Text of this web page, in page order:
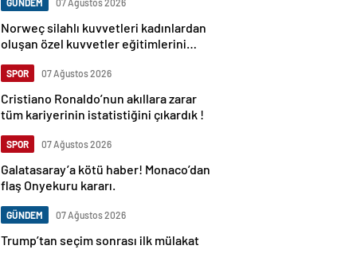
GÜNDEM 07 Ağustos 2026
Norweç silahlı kuvvetleri kadınlardan
oluşan özel kuvvetler eğitimlerini
SPOR 07 Ağustos 2026
Cristiano Ronaldo’nun akıllara zarar
tüm kariyerinin istatistiğini çıkardık !
SPOR 07 Ağustos 2026
Galatasaray’a kötü haber! Monaco’dan
flaş Onyekuru kararı.
GÜNDEM 07 Ağustos 2026
Trump’tan seçim sonrası ilk mülakat